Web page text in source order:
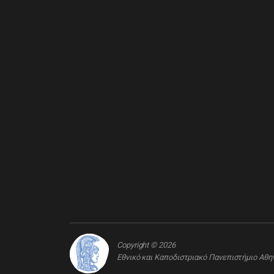
Copyright © 2026
Εθνικό και Καποδιστριακό Πανεπιστήμιο